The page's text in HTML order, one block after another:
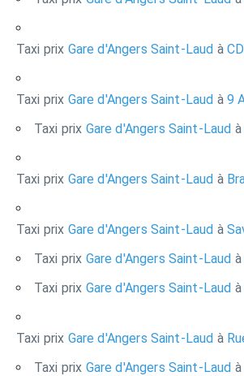
Taxi prix Gare d'Angers Saint-Laud à
Taxi prix Gare d'Angers Saint-Laud à9
Taxi prix Gare d'Angers Saint-Laud à
Taxi prix Gare d'Angers Saint-Laud à
Taxi prix Gare d'Angers Saint-Laud à
Taxi prix Gare d'Angers Saint-Laud à
Taxi prix Gare d'Angers Saint-Laud à
Taxi prix Gare d'Angers Saint-Laud à
Taxi prix Gare d'Angers Saint-Laud à